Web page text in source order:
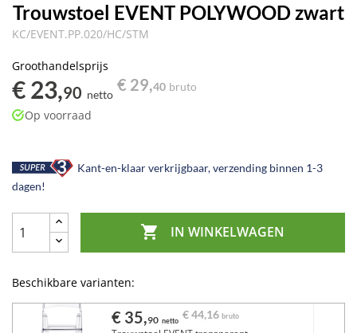
Trouwstoel EVENT POLYWOOD zwart
KC/EVENT.PP.020/HC/STM
Groothandelsprijs
€ 23,90 netto
€ 29,40 bruto
Op voorraad
Kant-en-klaar verkrijgbaar, verzending binnen 1-3
dagen!
 IN WINKELWAGEN
Beschikbare varianten:
€ 35,90 netto € 44,16 bruto